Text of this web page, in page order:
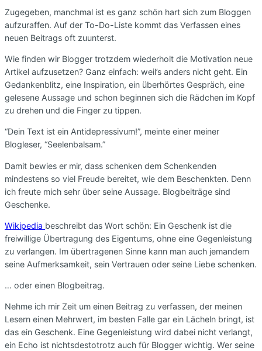
Zugegeben, manchmal ist es ganz schön hart sich zum Bloggen
aufzuraffen. Auf der To-Do-Liste kommt das Verfassen eines
neuen Beitrags oft zuunterst.
Wie finden wir Blogger trotzdem wiederholt die Motivation neue
Artikel aufzusetzen? Ganz einfach: weil’s anders nicht geht. Ein
Gedankenblitz, eine Inspiration, ein überhörtes Gespräch, eine
gelesene Aussage und schon beginnen sich die Rädchen im Kopf
zu drehen und die Finger zu tippen.
“Dein Text ist ein Antidepressivum!”, meinte einer meiner
Blogleser, “Seelenbalsam.”
Damit bewies er mir, dass schenken dem Schenkenden
mindestens so viel Freude bereitet, wie dem Beschenkten. Denn
ich freute mich sehr über seine Aussage. Blogbeiträge sind
Geschenke.
Wikipedia beschreibt das Wort schön: Ein Geschenk ist die
freiwillige Übertragung des Eigentums, ohne eine Gegenleistung
zu verlangen. Im übertragenen Sinne kann man auch jemandem
seine Aufmerksamkeit, sein Vertrauen oder seine Liebe schenken.
… oder einen Blogbeitrag.
Nehme ich mir Zeit um einen Beitrag zu verfassen, der meinen
Lesern einen Mehrwert, im besten Falle gar ein Lächeln bringt, ist
das ein Geschenk. Eine Gegenleistung wird dabei nicht verlangt,
ein Echo ist nichtsdestotrotz auch für Blogger wichtig. Wer seine